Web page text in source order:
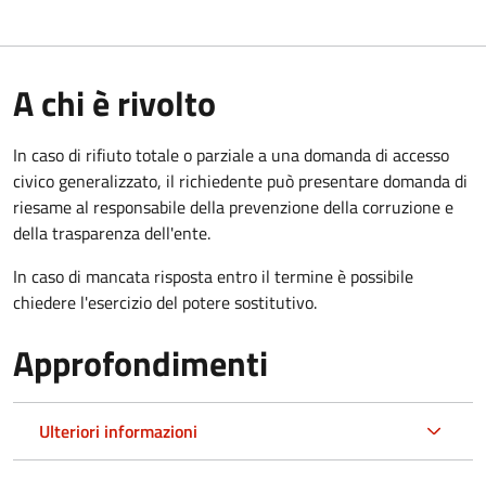
A chi è rivolto
In caso di rifiuto totale o parziale a una domanda di accesso
civico generalizzato, il richiedente può presentare domanda di
riesame al responsabile della prevenzione della corruzione e
della trasparenza dell'ente.
In caso di mancata risposta entro il termine è possibile
chiedere l'esercizio del potere sostitutivo.
Approfondimenti
Ulteriori informazioni